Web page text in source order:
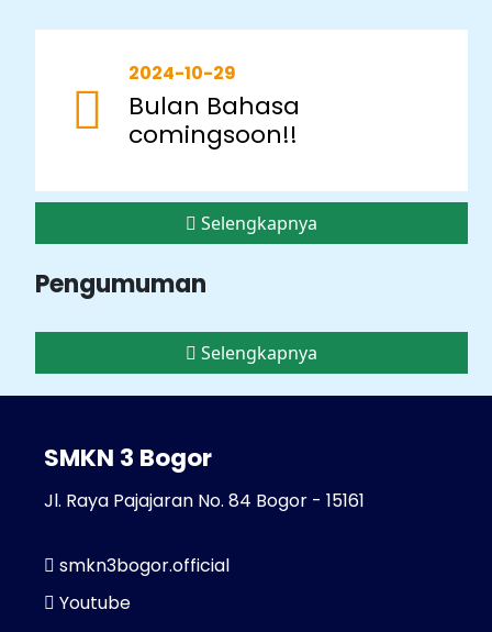
2024-10-29
Bulan Bahasa
comingsoon!!
Selengkapnya
Pengumuman
Selengkapnya
SMKN 3 Bogor
Jl. Raya Pajajaran No. 84 Bogor - 15161
smkn3bogor.official
Youtube